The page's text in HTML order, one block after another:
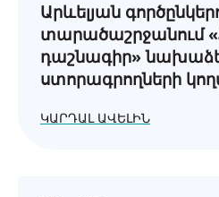
Արևելյան
տարածաշրջանում
դաշնագիր»
ստորագրողների
հասանելիության և
ԿԱՐԴԱԼ ԱՎԵԼԻՆ